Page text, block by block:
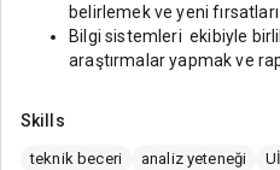
belirlemek ve yeni
Bilgi sistemleri ekibiyle
araştırmalar yapmak ve
Skills
teknik beceri analiz yeteneği